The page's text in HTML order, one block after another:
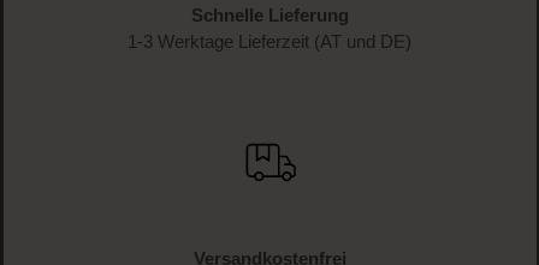
Schnelle Lieferung
1-3 Werktage Lieferzeit (AT und DE)
Versandkostenfrei